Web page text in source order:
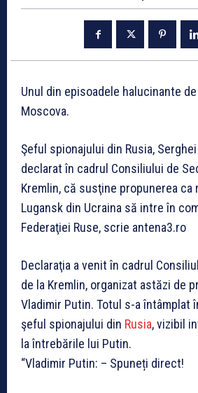
Unul din episoadele halucinante
Moscova.
Şeful spionajului din Rusia,
declarat în cadrul Consiliului de
Kremlin, că susţine propunerea ca
Lugansk din Ucraina să intre în
Federaţiei Ruse, scrie antena3.ro
Declaraţia a venit în cadrul
de la Kremlin, organizat astăzi de
Vladimir Putin. Totul s-a întâmplat
şeful spionajului din Rusia, vizibil
la întrebările lui Putin.
“Vladimir Putin: – Spuneți direct!